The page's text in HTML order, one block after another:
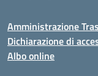
Amministrazione
Dichiarazione di
Albo online